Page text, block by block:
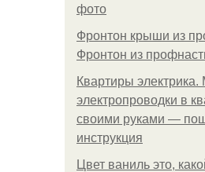
фото
Фронтон крыши из
Фронтон из
Квартиры
электропроводки в
своими руками —
инструкция
Цвет ваниль это,